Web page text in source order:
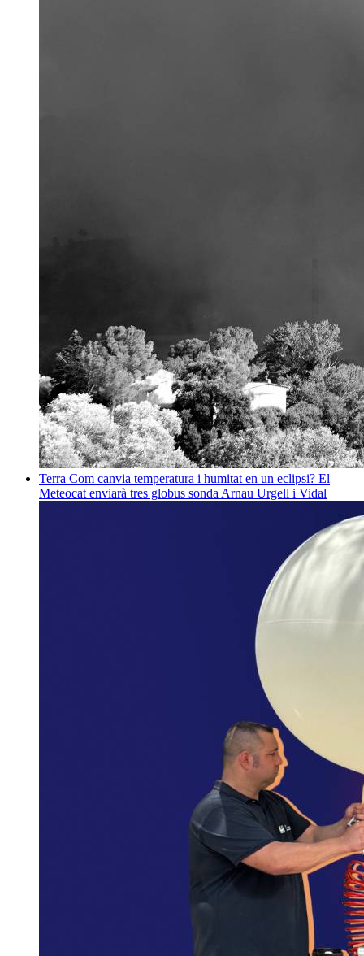
Terra Com canvia temperatura i humitat en un eclipsi? El
Meteocat enviarà tres globus sonda Arnau Urgell i Vidal